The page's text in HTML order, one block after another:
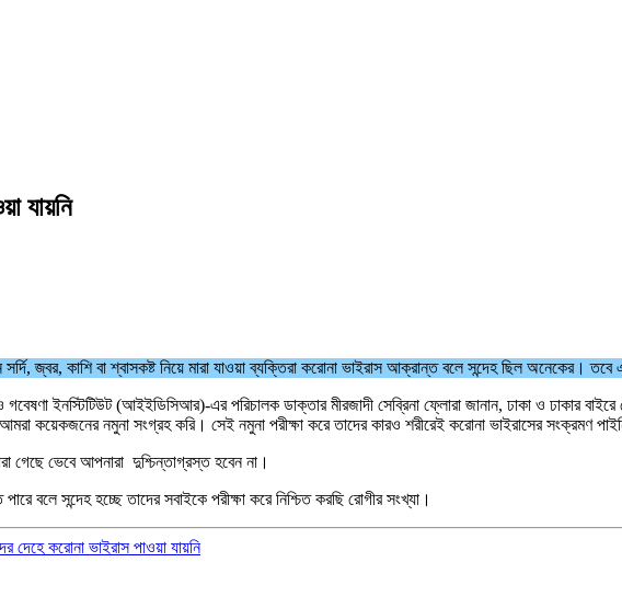
যায়নি
জ্বর, কাশি বা শ্বাসকষ্ট নিয়ে মারা যাওয়া ব্যক্তিরা করোনা ভাইরাস আক্রান্ত বলে সন্দেহ ছিল অনেকের।
গবেষণা ইনস্টিটিউট (আইইডিসিআর)-এর পরিচালক ডাক্তার মীরজাদী সেব্রিনা ফ্লোরা জানান, ঢাকা ও ঢাকার
কয়েকজনের নমুনা সংগ্রহ করি। সেই নমুনা পরীক্ষা করে তাদের কারও শরীরেই করোনা ভাইরাসের সংক্রমণ
গেছে ভেবে আপনারা দুশ্চিন্তাগ্রস্ত হবেন না।
বলে সন্দেহ হচ্ছে তাদের সবাইকে পরীক্ষা করে নিশ্চিত করছি রোগীর সংখ্যা।
দেহে করোনা ভাইরাস পাওয়া যায়নি